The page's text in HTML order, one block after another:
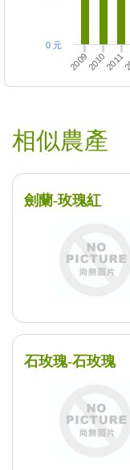
200920102011
0 元
相似農產
劍蘭-玫瑰紅
石玫瑰-石玫瑰